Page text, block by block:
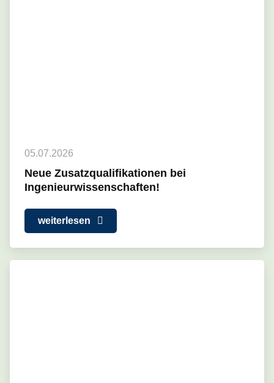
05.07.2026
Neue Zusatzqualifikationen bei
Ingenieurwissenschaften!
weiterlesen